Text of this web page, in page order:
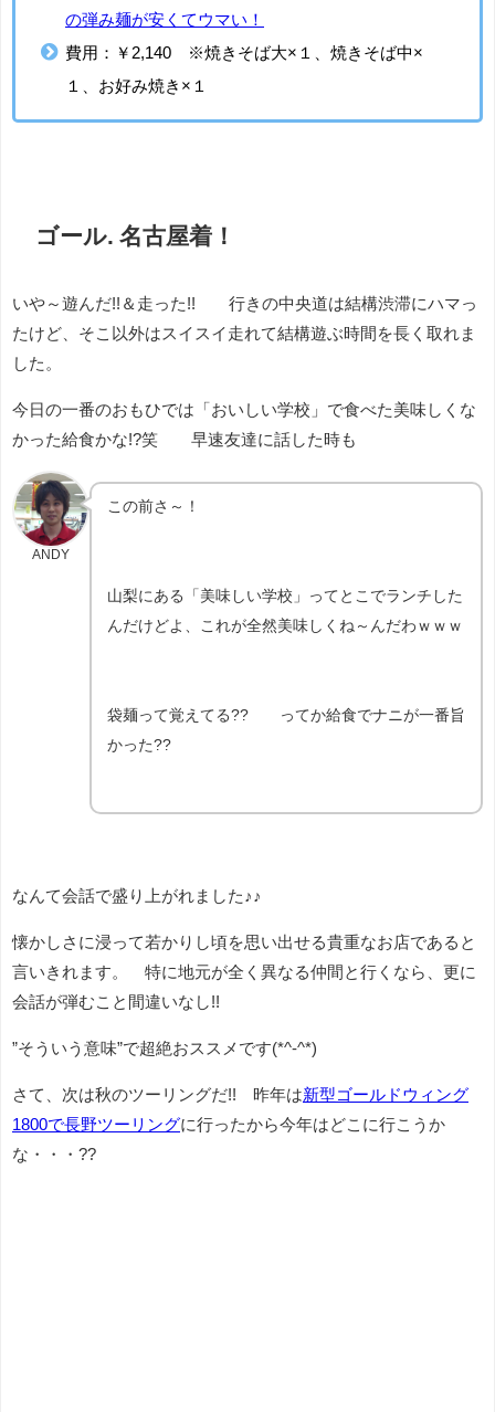
の弾み麺が安くてウマい！
費用：￥2,140 ※焼きそば大×１、焼きそば中×
１、お好み焼き×１
ゴール. 名古屋着！
いや～遊んだ!!＆走った!! 行きの中央道は結構渋滞にハマっ
たけど、そこ以外はスイスイ走れて結構遊ぶ時間を長く取れま
した。
今日の一番のおもひでは「おいしい学校」で食べた美味しくな
かった給食かな!?笑 早速友達に話した時も
ANDY
この前さ～！
山梨にある「美味しい学校」ってとこでランチした
んだけどよ、これが全然美味しくね～んだわｗｗｗ
袋麺って覚えてる?? ってか給食でナニが一番旨
かった??
なんて会話で盛り上がれました♪♪
懐かしさに浸って若かりし頃を思い出せる貴重なお店であると
言いきれます。 特に地元が全く異なる仲間と行くなら、更に
会話が弾むこと間違いなし!!
”そういう意味”で超絶おススメです(*^-^*)
さて、次は秋のツーリングだ!! 昨年は新型ゴールドウィング
1800で長野ツーリングに行ったから今年はどこに行こうか
な・・・??